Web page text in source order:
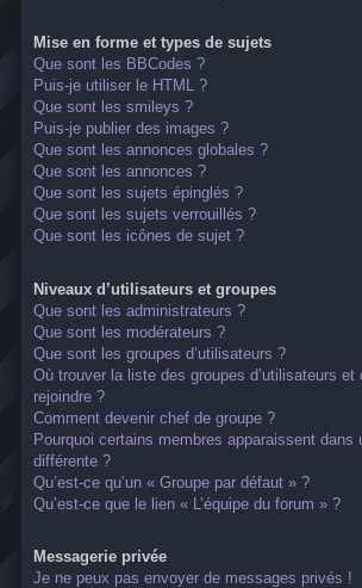
Mise en forme et types de sujets
Que sont les BBCodes ?
Puis-je utiliser le HTML ?
Que sont les smileys ?
Puis-je publier des images ?
Que sont les annonces globales ?
Que sont les annonces ?
Que sont les sujets épinglés ?
Que sont les sujets verrouillés ?
Que sont les icônes de sujet ?
Niveaux d’utilisateurs et groupes
Que sont les administrateurs ?
Que sont les modérateurs ?
Que sont les groupes d’utilisateurs ?
Où trouver la liste des groupes d’utilisateurs et
rejoindre ?
Comment devenir chef de groupe ?
Pourquoi certains membres apparaissent dans
différente ?
Qu’est-ce qu’un « Groupe par défaut » ?
Qu’est-ce que le lien « L’équipe du forum » ?
Messagerie privée
Je ne peux pas envoyer de messages privés !